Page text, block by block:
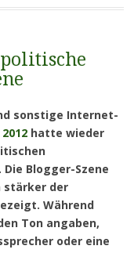
sonstige Internet-
hatte wieder
Blogger-Szene
stärker der
Während
Ton angaben,
oder eine